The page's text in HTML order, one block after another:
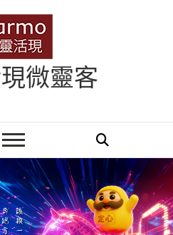
微靈客